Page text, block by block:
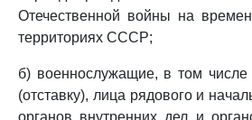
Отечественной войны на
территориях СССР;
б) военнослужащие, в том
(отставку), лица рядового и
органов внутренних дел и